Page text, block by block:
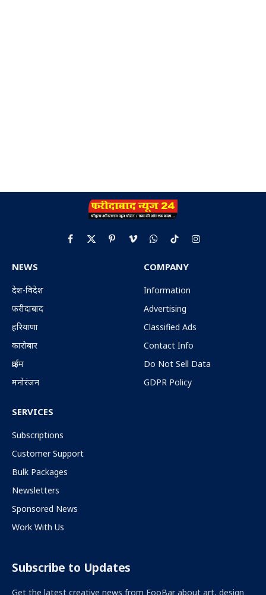
Facebook
X
PinterestVimeoWhatsApp
TikTokInstagram
NEWS
देश-विदेश
फरीदाबाद
हरियाणा
कारोबार
क्राईम
मनोरंजन
COMPANY
Information
Advertising
Classified Ads
Contact Info
Do Not Sell Data
GDPR Policy
SERVICES
Subscriptions
Customer Support
Bulk Packages
Newsletters
Sponsored News
Work With Us
Subscribe to Updates
Get the latest creative news from FooBar about art, design